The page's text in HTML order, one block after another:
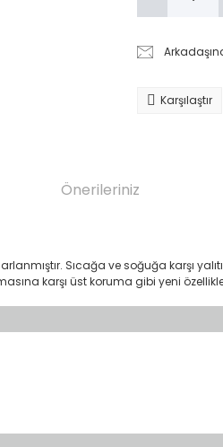
Karşılaştır
Önerileriniz
Sıcağa ve soğuğa karşı
karşı üst koruma gibi yeni